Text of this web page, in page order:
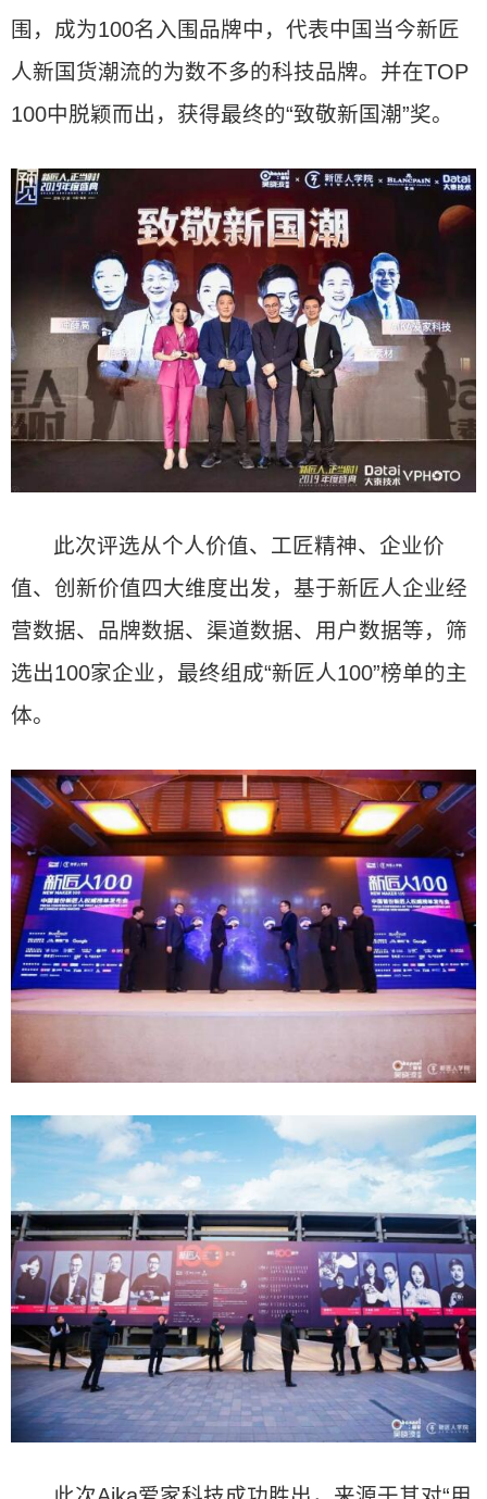
围，成为100名入围品牌中，代表中国当今新匠
人新国货潮流的为数不多的科技品牌。并在TOP
100中脱颖而出，获得最终的“致敬新国潮”奖。
此次评选从个人价值、工匠精神、企业价
值、创新价值四大维度出发，基于新匠人企业经
营数据、品牌数据、渠道数据、用户数据等，筛
选出100家企业，最终组成“新匠人100”榜单的主
体。